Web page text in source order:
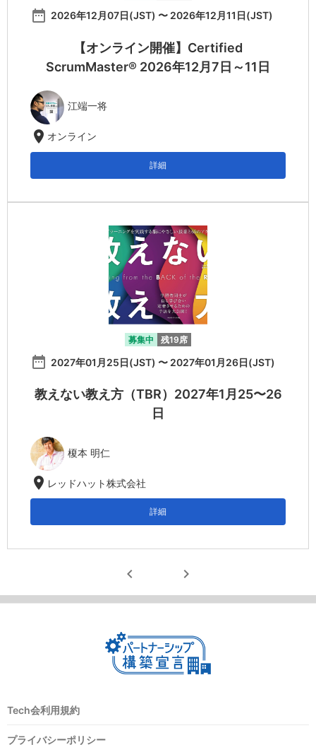
date_range 2026年12月07日(JST) 〜 2026年12月11日(JST)
【オンライン開催】Certified
ScrumMaster® 2026年12月7日～11日
江端一将
location_on オンライン
詳細
募集中 残19席
date_range 2027年01月25日(JST) 〜 2027年01月26日(JST)
教えない教え方（TBR）2027年1月25〜26
日
榎本 明仁
location_on レッドハット株式会社
詳細
chevron_left chevron_right
Tech会利用規約
プライバシーポリシー